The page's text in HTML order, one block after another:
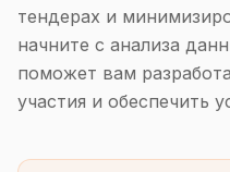
тендерах и
начните с анализа
поможет вам
участия и обеспечить